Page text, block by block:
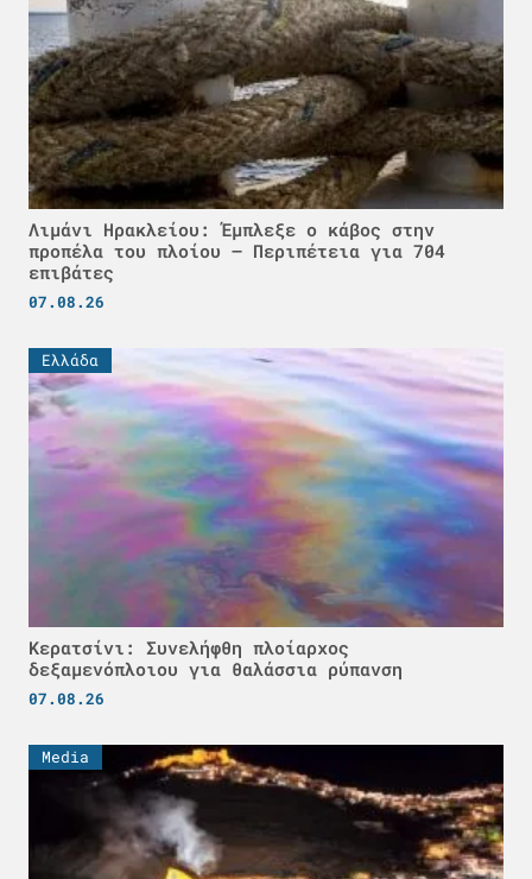
Λιμάνι Ηρακλείου: Έμπλεξε ο κάβος στην
προπέλα του πλοίου – Περιπέτεια για 704
επιβάτες
07.08.26
Ελλάδα
Κερατσίνι: Συνελήφθη πλοίαρχος
δεξαμενόπλοιου για θαλάσσια ρύπανση
07.08.26
Media